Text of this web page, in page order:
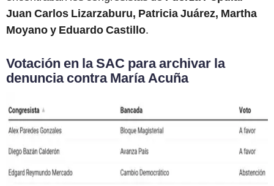
Juan Carlos Lizarzaburu, Patricia Juárez, Martha
Moyano y Eduardo Castillo.
Votación en la SAC para archivar la
denuncia contra María Acuña